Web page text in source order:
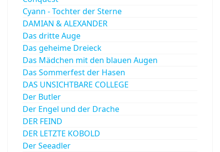
Cyann - Tochter der Sterne
DAMIAN & ALEXANDER
Das dritte Auge
Das geheime Dreieck
Das Mädchen mit den blauen Augen
Das Sommerfest der Hasen
DAS UNSICHTBARE COLLEGE
Der Butler
Der Engel und der Drache
DER FEIND
DER LETZTE KOBOLD
Der Seeadler